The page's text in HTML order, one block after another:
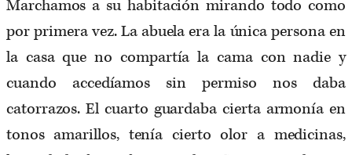
Marchamos a su habitación mirando todo como
por primera vez. La abuela era la única persona en
la casa que no compartía la cama con nadie y
cuando accedíamos sin permiso nos daba
catorrazos. El cuarto guardaba cierta armonía en
tonos amarillos, tenía cierto olor a medicinas,